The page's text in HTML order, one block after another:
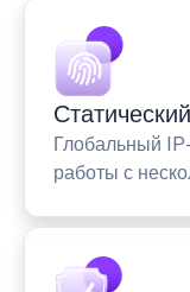
Глобальный
работы с